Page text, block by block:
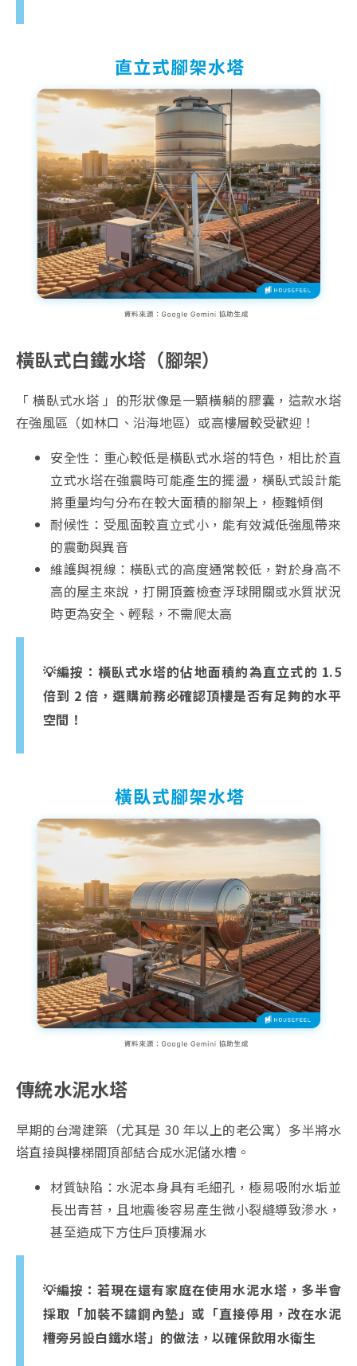
橫臥式白鐵水塔（腳架）
「 橫臥式水塔 」的形狀像是一顆橫躺的膠囊，這款水塔
在強風區（如林口、沿海地區）或高樓層較受歡迎！
安全性：重心較低是橫臥式水塔的特色，相比於直
立式水塔在強震時可能產生的擺盪，橫臥式設計能
將重量均勻分布在較大面積的腳架上，極難傾倒
耐候性：受風面較直立式小，能有效減低強風帶來
的震動與異音
維護與視線：橫臥式的高度通常較低，對於身高不
高的屋主來說，打開頂蓋檢查浮球開關或水質狀況
時更為安全、輕鬆，不需爬太高
💡編按：橫臥式水塔的佔地面積約為直立式的 1.5
倍到 2 倍，選購前務必確認頂樓是否有足夠的水平
空間！
傳統水泥水塔
早期的台灣建築（尤其是 30 年以上的老公寓）多半將水
塔直接與樓梯間頂部結合成水泥儲水槽。
材質缺陷：水泥本身具有毛細孔，極易吸附水垢並
長出青苔，且地震後容易產生微小裂縫導致滲水，
甚至造成下方住戶頂樓漏水
💡編按：若現在還有家庭在使用水泥水塔，多半會
採取「加裝不鏽鋼內墊」或「直接停用，改在水泥
槽旁另設白鐵水塔」的做法，以確保飲用水衛生